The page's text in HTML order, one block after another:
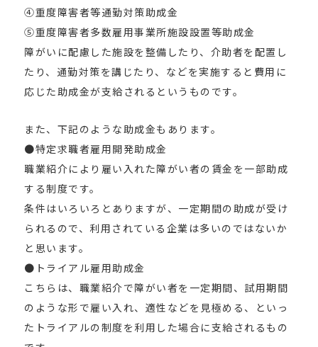
④重度障害者等通勤対策助成金
⑤重度障害者多数雇用事業所施設設置等助成金
障がいに配慮した施設を整備したり、介助者を配置し
たり、通勤対策を講じたり、などを実施すると費用に
応じた助成金が支給されるというものです。
また、下記のような助成金もあります。
●特定求職者雇用開発助成金
職業紹介により雇い入れた障がい者の賃金を一部助成
する制度です。
条件はいろいろとありますが、一定期間の助成が受け
られるので、利用されている企業は多いのではないか
と思います。
●トライアル雇用助成金
こちらは、職業紹介で障がい者を一定期間、試用期間
のような形で雇い入れ、適性などを見極める、といっ
たトライアルの制度を利用した場合に支給されるもの